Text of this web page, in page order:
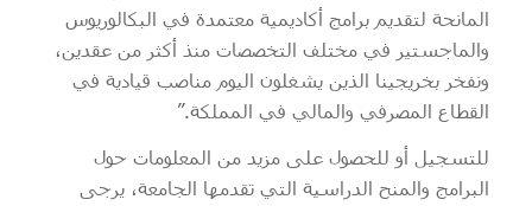
المانحة لتقديم برامج أكاديمية معتمدة في البكالوريوس
والماجستير في مختلف التخصصات منذ أكثر من عقدين،
ونفخر بخريجينا الذين يشغلون اليوم مناصب قيادية في
القطاع المصرفي والمالي في المملكة.”
للتسجيل أو للحصول على مزيد من المعلومات حول
البرامج والمنح الدراسية التي تقدمها الجامعة، يرجى